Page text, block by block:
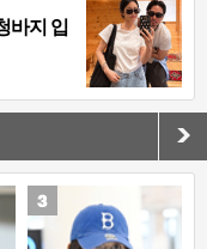
바지 입